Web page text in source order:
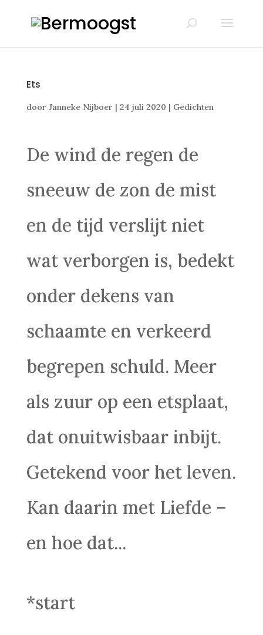
Ets
door Janneke Nijboer | 24 juli 2020 | Gedichten
De wind de regen de
sneeuw de zon de mist
en de tijd verslijt niet
wat verborgen is, bedekt
onder dekens van
schaamte en verkeerd
begrepen schuld. Meer
als zuur op een etsplaat,
dat onuitwisbaar inbijt.
Getekend voor het leven.
Kan daarin met Liefde –
en hoe dat...
*start